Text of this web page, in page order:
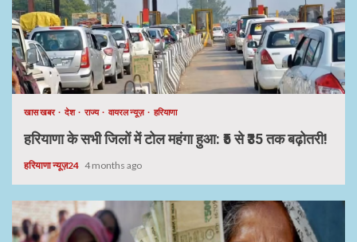
खास खबर देश राज्य वायरल न्यूज़ हरियाणा
हरियाणा के सभी जिलों में टोल महंगा हुआ: ₹5 से ₹35 तक बढ़ोतरी!
हरियाणा न्यूज़24 4 months ago